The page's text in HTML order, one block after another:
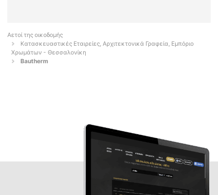
Αετοί της οικοδομής
Κατασκευαστικές Εταιρείες, Αρχιτεκτονικά Γραφεία, Εμπόριο
Χρωμάτων - Θεσσαλονίκη
Bautherm